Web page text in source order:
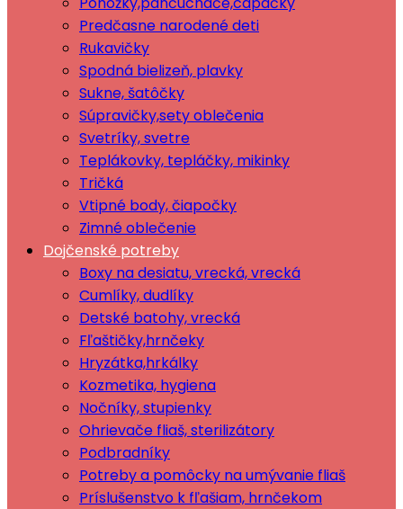
Predčasne narodené deti
Rukavičky
Spodná bielizeň, plavky
Sukne, šatôčky
Súpravičky,sety oblečenia
Svetríky, svetre
Teplákovky, tepláčky, mikinky
Tričká
Vtipné body, čiapočky
Zimné oblečenie
Dojčenské potreby
Boxy na desiatu, vrecká, vrecká
Cumlíky, dudlíky
Detské batohy, vrecká
Fľaštičky,hrnčeky
Hryzátka,hrkálky
Kozmetika, hygiena
Nočníky, stupienky
Ohrievače fliaš, sterilizátory
Podbradníky
Potreby a pomôcky na umývanie fliaš
Príslušenstvo k fľašiam, hrnčekom